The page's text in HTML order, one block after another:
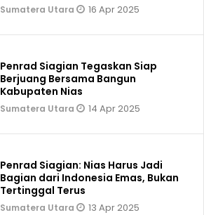
Sumatera Utara 16 Apr 2025
Penrad Siagian Tegaskan Siap
Berjuang Bersama Bangun
Kabupaten Nias
Sumatera Utara 14 Apr 2025
Penrad Siagian: Nias Harus Jadi
Bagian dari Indonesia Emas, Bukan
Tertinggal Terus
Sumatera Utara 13 Apr 2025